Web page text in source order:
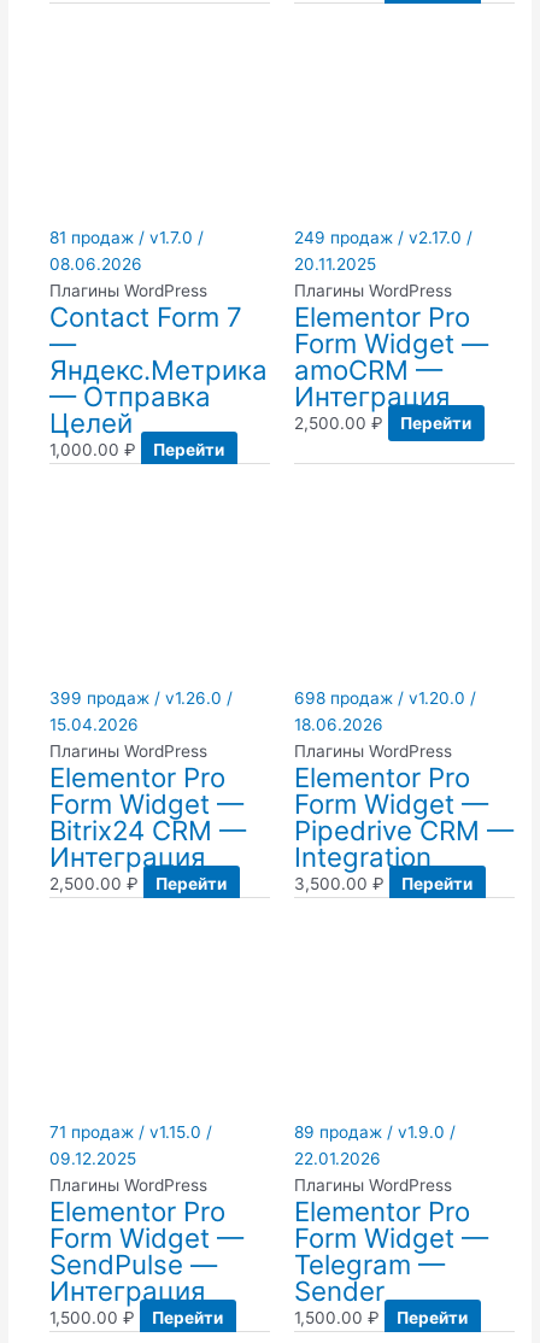
81 продаж / v1.7.0 /
08.06.2026
Плагины WordPress
Contact Form 7
—
Яндекс.Метрика
— Отправка
Целей
1,000.00₽ Перейти
249 продаж / v2.17.0 /
20.11.2025
Плагины WordPress
Elementor Pro
Form Widget —
amoCRM —
Интеграция
2,500.00 ₽ Перейти
399 продаж / v1.26.0 /
15.04.2026
Плагины WordPress
Elementor Pro
Form Widget —
Bitrix24 CRM —
Интеграция
2,500.00₽ Перейти
698 продаж / v1.20.0 /
18.06.2026
Плагины WordPress
Elementor Pro
Form Widget —
Pipedrive CRM —
Integration
3,500.00 ₽ Перейти
71 продаж / v1.15.0 /
09.12.2025
Плагины WordPress
Elementor Pro
Form Widget —
SendPulse —
Интеграция
1,500.00₽ Перейти
89 продаж / v1.9.0 /
22.01.2026
Плагины WordPress
Elementor Pro
Form Widget —
Telegram —
Sender
1,500.00 ₽ Перейти